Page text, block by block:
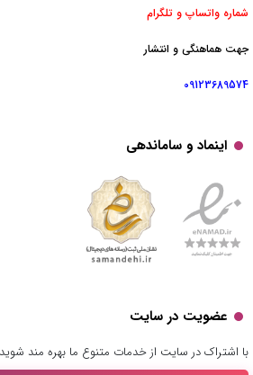
شماره واتساپ و تلگرام
جهت هماهنگی و انتشار
09123689574
اینماد و ساماندهی
عضویت در سایت
با اشتراک در سایت از خدمات متنوع ما بهره مند